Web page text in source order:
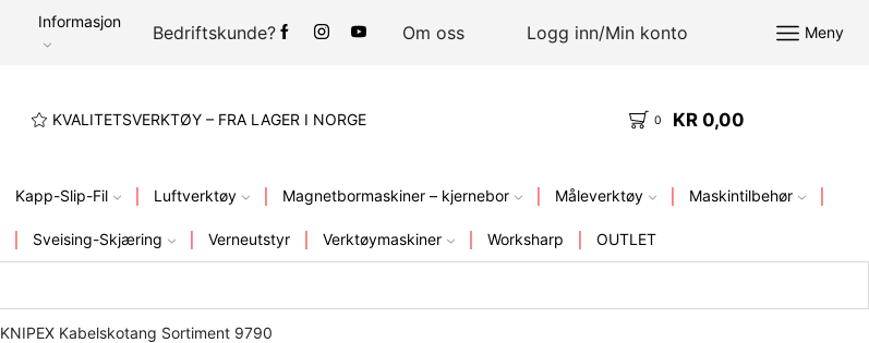
Informasjon Bedriftskunde? Om oss Logg inn/Min konto Meny
KVALITETSVERKTØY – FRA LAGER I NORGE KVALITETSVERKTØY – FRA LAGER I NORGE
0 KR0,00
Kapp-Slip-Fil Luftverktøy Magnetbormaskiner – kjernebor Måleverktøy Maskintilbehør
Sveising-Skjæring Verneutstyr Verktøymaskiner Worksharp OUTLET
KNIPEX Kabelskotang Sortiment 9790